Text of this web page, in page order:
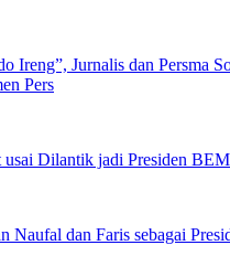
Ireng”, Jurnalis dan Persma
Pers
Dilantik jadi Presiden
Naufal dan Faris sebagai